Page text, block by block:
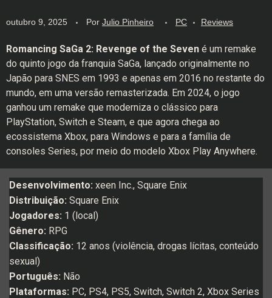
outubro 9, 2025 Por Julio Pinheiro PC Reviews
Romancing SaGa 2: Revenge of the Seven é um remake
do quinto jogo da franquia SaGa, lançado originalmente no
Japão para SNES em 1993 e apenas em 2016 no restante do
mundo, em uma versão remasterizada. Em 2024, o jogo
ganhou um remake que moderniza o clássico para
PlayStation, Switch e Steam, e que agora chega ao
ecossistema Xbox, para Windows e para a família de
consoles Series, por meio do modelo Xbox Play Anywhere.
Desenvolvimento: xeen Inc., Square Enix
Distribuição: Square Enix
Jogadores: 1 (local)
Gênero: RPG
Classificação: 12 anos (violência, drogas lícitas, conteúdo
sexual)
Português: Não
Plataformas: PC, PS4, PS5, Switch, Switch 2, Xbox Series